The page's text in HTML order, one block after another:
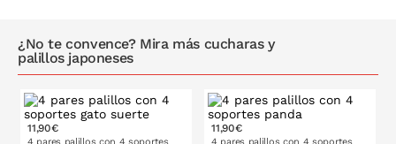
¿No te convence? Mira más cucharas y
palillos japoneses
11,90€ 11,90€